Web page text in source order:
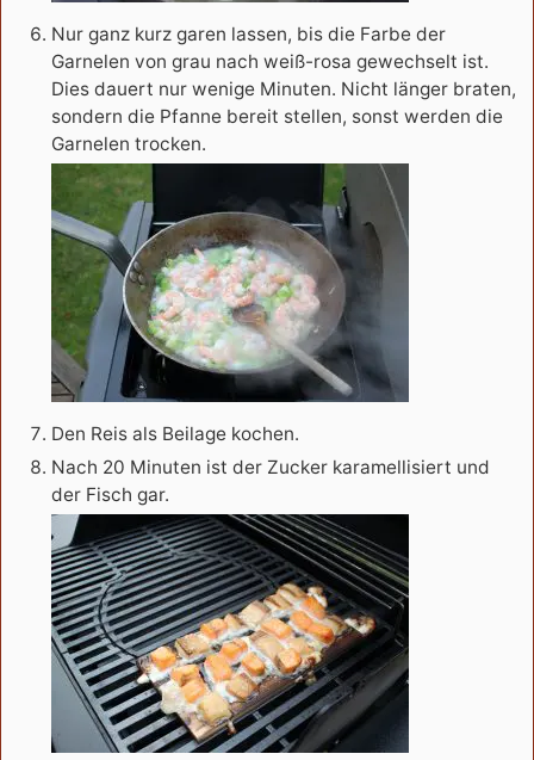
Nur ganz kurz garen lassen, bis die Farbe der
Garnelen von grau nach weiß-rosa gewechselt ist.
Dies dauert nur wenige Minuten. Nicht länger braten,
sondern die Pfanne bereit stellen, sonst werden die
Garnelen trocken.
Den Reis als Beilage kochen.
Nach 20 Minuten ist der Zucker karamellisiert und
der Fisch gar.